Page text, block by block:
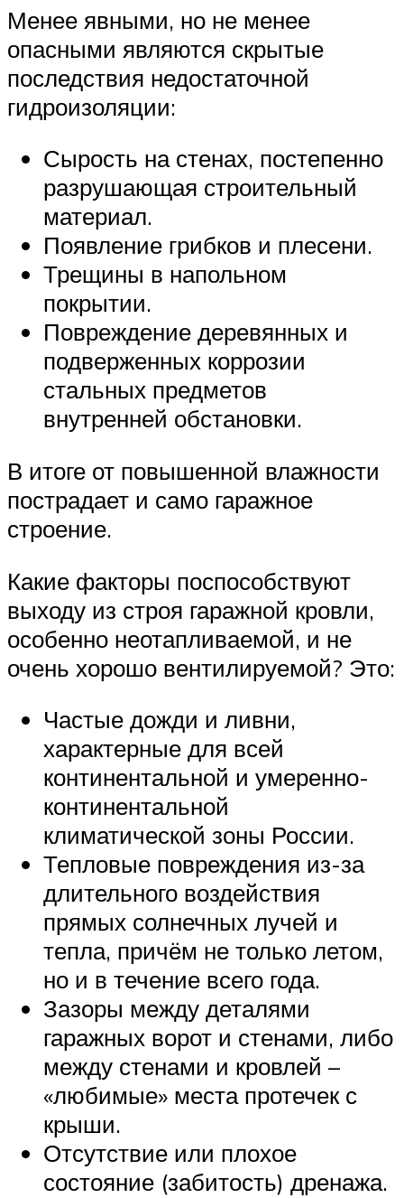
Менее явными, но не менее
опасными являются скрытые
последствия недостаточной
гидроизоляции:
Сырость на стенах, постепенно
разрушающая строительный
материал.
Появление грибков и плесени.
Трещины в напольном
покрытии.
Повреждение деревянных и
подверженных коррозии
стальных предметов
внутренней обстановки.
В итоге от повышенной влажности
пострадает и само гаражное
строение.
Какие факторы поспособствуют
выходу из строя гаражной кровли,
особенно неотапливаемой, и не
очень хорошо вентилируемой? Это:
Частые дожди и ливни,
характерные для всей
континентальной и умеренно-
континентальной
климатической зоны России.
Тепловые повреждения из-за
длительного воздействия
прямых солнечных лучей и
тепла, причём не только летом,
но и в течение всего года.
Зазоры между деталями
гаражных ворот и стенами, либо
между стенами и кровлей –
«любимые» места протечек с
крыши.
Отсутствие или плохое
состояние (забитость) дренажа.